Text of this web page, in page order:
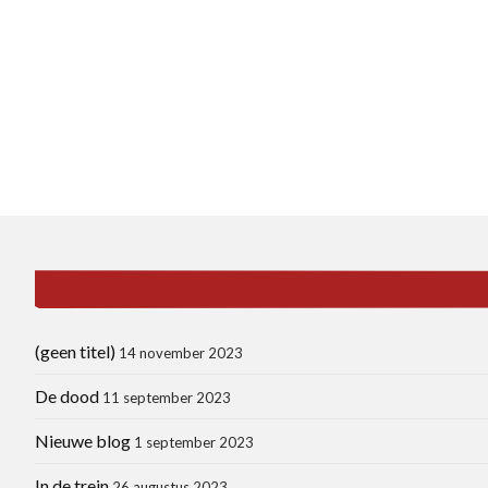
(geen titel) 14 november 2023
De dood 11 september 2023
Nieuwe blog 1 september 2023